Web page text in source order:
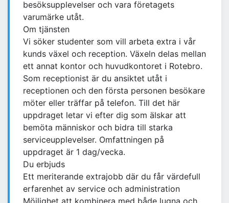
besöksupplevelser och vara företagets
varumärke utåt.
Om tjänsten
Vi söker studenter som vill arbeta extra i vår
kunds växel och reception. Växeln delas mellan
ett annat kontor och huvudkontoret i Rotebro.
Som receptionist är du ansiktet utåt i
receptionen och den första personen besökare
möter eller träffar på telefon. Till det här
uppdraget letar vi efter dig som älskar att
bemöta människor och bidra till starka
serviceupplevelser. Omfattningen på
uppdraget är 1 dag/vecka.
Du erbjuds
Ett meriterande extrajobb där du får värdefull
erfarenhet av service och administration